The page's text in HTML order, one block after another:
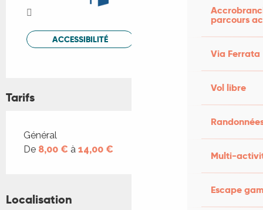
parcours
Via Ferrata
Vol libre
Multi-
Escape
ACCESSIBILITÉ
Tarifs
Tarifs 2026
Général
De 8,00 € à 14,00 €
Localisation